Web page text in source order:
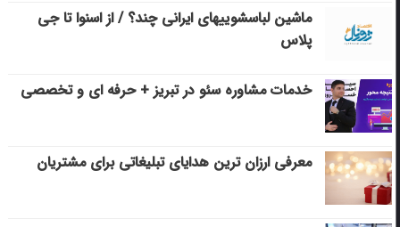
ماشین لباسشویی‎های ایرانی چند؟ / از اسنوا تا جی
پلاس
خدمات مشاوره سئو در تبریز + حرفه ای و تخصصی
معرفی ارزان ترین هدایای تبلیغاتی برای مشتریان